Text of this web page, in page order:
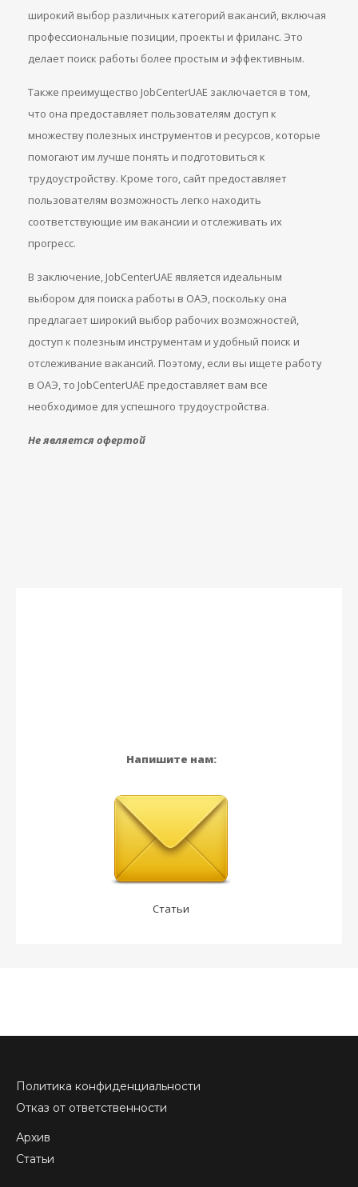
широкий выбор различных категорий вакансий, включая
профессиональные позиции, проекты и фриланс. Это
делает поиск работы более простым и эффективным.
Также преимущество JobCenterUAE заключается в том,
что она предоставляет пользователям доступ к
множеству полезных инструментов и ресурсов, которые
помогают им лучше понять и подготовиться к
трудоустройству. Кроме того, сайт предоставляет
пользователям возможность легко находить
соответствующие им вакансии и отслеживать их
прогресс.
В заключение, JobCenterUAE является идеальным
выбором для поиска работы в ОАЭ, поскольку она
предлагает широкий выбор рабочих возможностей,
доступ к полезным инструментам и удобный поиск и
отслеживание вакансий. Поэтому, если вы ищете работу
в ОАЭ, то JobCenterUAE предоставляет вам все
необходимое для успешного трудоустройства.
Не является офертой
Напишите нам:
Статьи
Политика конфиденциальности
Отказ от ответственности
Архив
Статьи